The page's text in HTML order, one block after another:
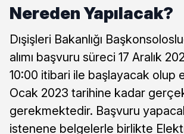
Nereden Yapılacak?
Dışişleri Bakanlığı
alımı başvuru süreci 17 Aralık
10:00 itibari ile başlayacak olup
Ocak 2023 tarihine kadar
gerekmektedir. Başvuru
istenene belgelerle birlikte